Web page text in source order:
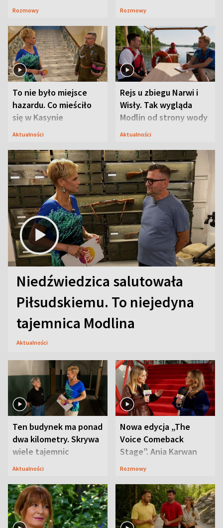
Waligórskiej-Lisieckiej.
Rozmowy Maciusiu I”
Rozmowy
To nie było miejsce
hazardu. Co mieściło
się w Kasynie
Oficerskim?
Aktualności
Rejs u zbiegu Narwi i
Wisły. Tak wygląda
Modlin od strony wody
Aktualności
Niedźwiedzica salutowała
Piłsudskiemu. To niejedyna
tajemnica Modlina
Aktualności
Ten budynek ma ponad
dwa kilometry. Skrywa
wiele tajemnic
Aktualności
Nowa edycja „The
Voice Comeback
Stage”. Ania Karwan
zapowiada
Rozmowy